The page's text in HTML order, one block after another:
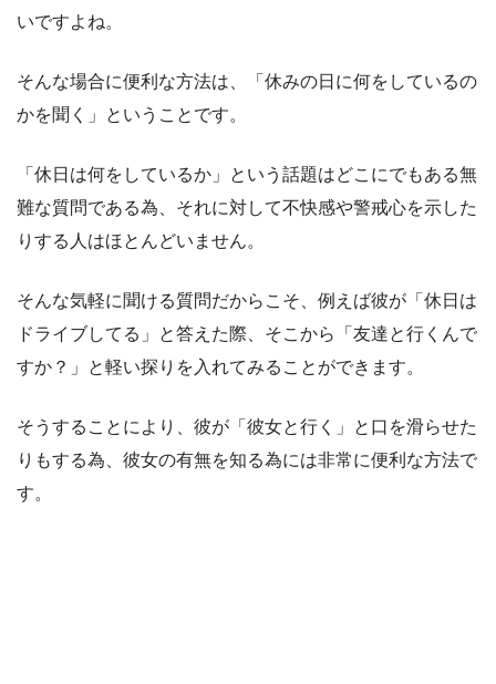
いですよね。
そんな場合に便利な方法は、「休みの日に何をしているの
かを聞く」ということです。
「休日は何をしているか」という話題はどこにでもある無
難な質問である為、それに対して不快感や警戒心を示した
りする人はほとんどいません。
そんな気軽に聞ける質問だからこそ、例えば彼が「休日は
ドライブしてる」と答えた際、そこから「友達と行くんで
すか？」と軽い探りを入れてみることができます。
そうすることにより、彼が「彼女と行く」と口を滑らせた
りもする為、彼女の有無を知る為には非常に便利な方法で
す。